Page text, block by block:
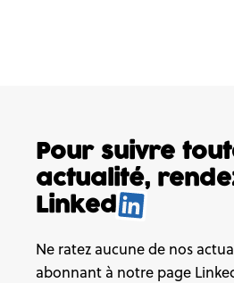
Pour suivre
actualité,
Linked
Ne ratez aucune de nos
abonnant à notre page